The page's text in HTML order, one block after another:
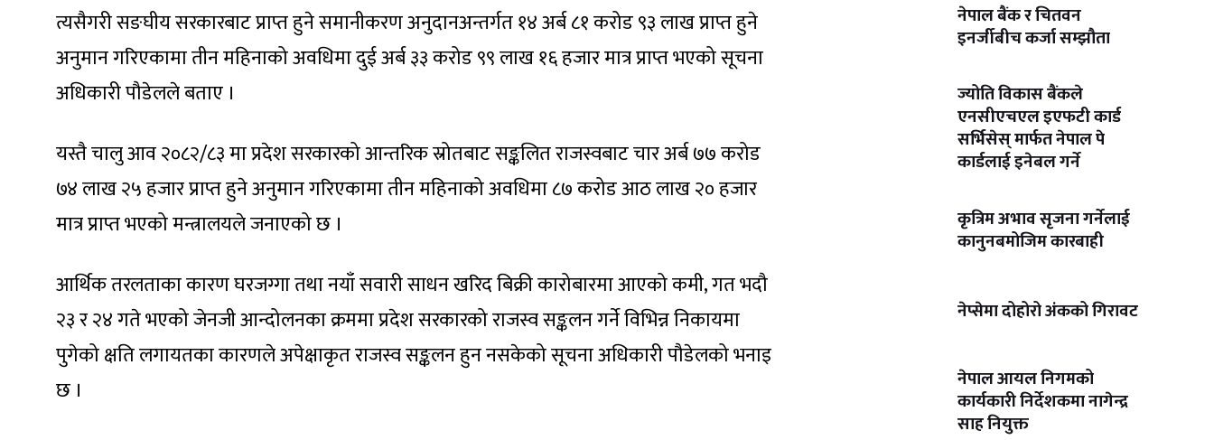
त्यसैगरी सङघीय सरकारबाट प्राप्त हुने समानीकरण अनुदानअन्तर्गत १४ अर्ब ८१ करोड ९३ लाख प्राप्त हुने
अनुमान गरिएकामा तीन महिनाको अवधिमा दुई अर्ब ३३ करोड ९९ लाख १६ हजार मात्र प्राप्त भएको सूचना
अधिकारी पौडेलले बताए ।
यस्तै चालु आव २०८२/८३ मा प्रदेश सरकारको आन्तरिक स्रोतबाट सङ्कलित राजस्वबाट चार अर्ब ७७ करोड
७४ लाख २५ हजार प्राप्त हुने अनुमान गरिएकामा तीन महिनाको अवधिमा ८७ करोड आठ लाख २० हजार
मात्र प्राप्त भएको मन्त्रालयले जनाएको छ ।
आर्थिक तरलताका कारण घरजग्गा तथा नयाँ सवारी साधन खरिद बिक्री कारोबारमा आएको कमी, गत भदौ
२३ र २४ गते भएको जेनजी आन्दोलनका क्रममा प्रदेश सरकारको राजस्व सङ्कलन गर्ने विभिन्न निकायमा
पुगेको क्षति लगायतका कारणले अपेक्षाकृत राजस्व सङ्कलन हुन नसकेको सूचना अधिकारी पौडेलको भनाइ
छ ।
नेपाल बैंक र चितवन
इनर्जीबीच कर्जा सम्झौता
ज्योति विकास बैंकले
एनसीएचएल इएफटी कार्ड
सर्भिसेस् मार्फत नेपाल पे
कार्डलाई इनेबल गर्ने
कृत्रिम अभाव सृजना गर्नेलाई
कानुनबमोजिम कारबाही
नेप्सेमा दोहोरो अंकको गिरावट
नेपाल आयल निगमको
कार्यकारी निर्देशकमा नागेन्द्र
साह नियुक्त